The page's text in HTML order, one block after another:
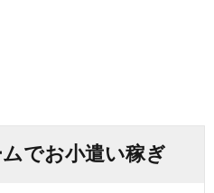
でお小遣い稼ぎ